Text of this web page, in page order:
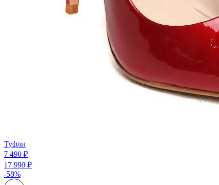
Туфли
7 490 ₽
17 990 ₽
-58%